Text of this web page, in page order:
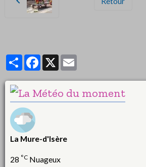
PartagerFacebook
X
La Mure-d'Isère
28 °C Nuageux